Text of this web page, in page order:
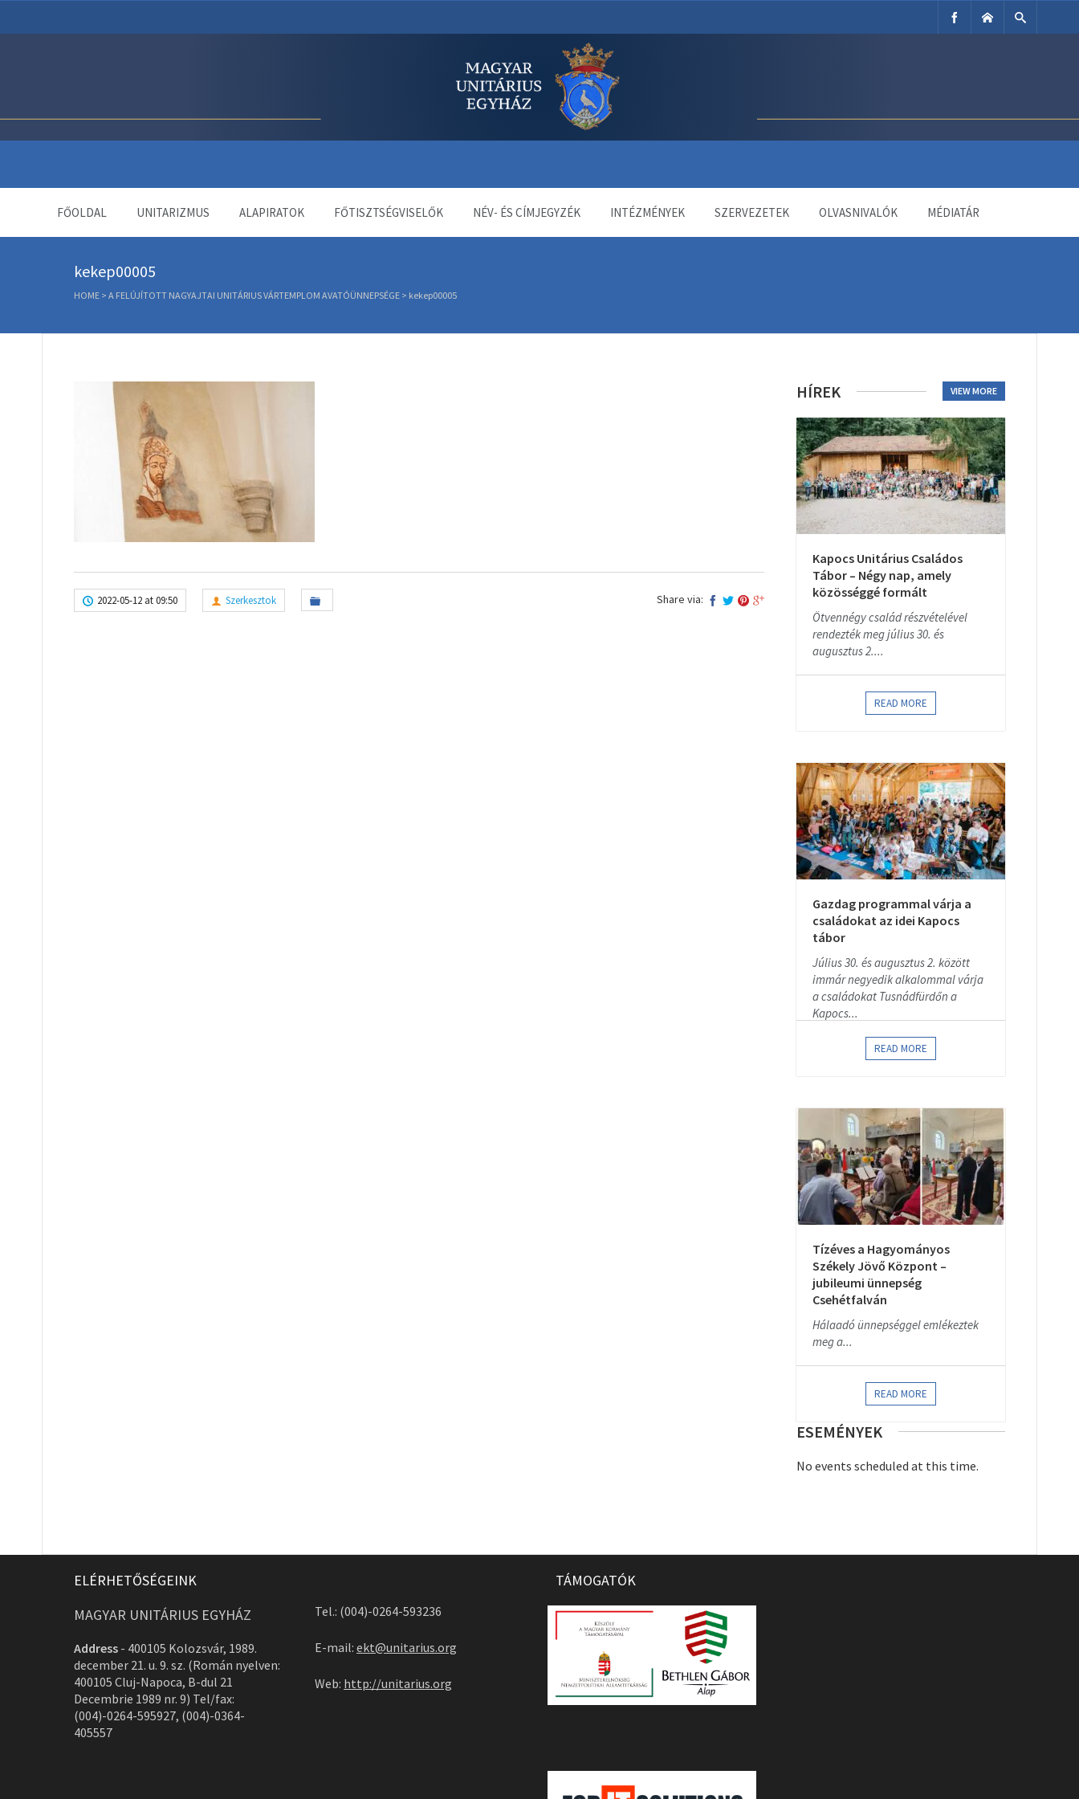
FŐOLDAL UNITARIZMUS ALAPIRATOK FŐTISZTSÉGVISELŐK NÉV- ÉS CÍMJEGYZÉK INTÉZMÉNYEK SZERVEZETEK OLVASNIVALÓK MÉDIATÁR
kekep00005
HOME > A FELÚJÍTOTT NAGYAJTAI UNITÁRIUS VÁRTEMPLOM AVATÓÜNNEPSÉGE > kekep00005
2022-05-12 at 09:50 Szerkesztok Share via:
HÍREK VIEW MORE
Kapocs Unitárius Családos
Tábor – Négy nap, amely
közösséggé formált
Ötvennégy család részvételével
rendezték meg július 30. és
augusztus 2....
READ MORE
Gazdag programmal várja a
családokat az idei Kapocs
tábor
Július 30. és augusztus 2. között
immár negyedik alkalommal várja
a családokat Tusnádfürdőn a
Kapocs...
READ MORE
Tízéves a Hagyományos
Székely Jövő Központ –
jubileumi ünnepség
Csehétfalván
Hálaadó ünnepséggel emlékeztek
meg a...
READ MORE
ESEMÉNYEK
No events scheduled at this time.
ELÉRHETŐSÉGEINK
MAGYAR UNITÁRIUS EGYHÁZ
Address - 400105 Kolozsvár, 1989.
december 21. u. 9. sz. (Román nyelven:
400105 Cluj-Napoca, B-dul 21
Decembrie 1989 nr. 9) Tel/fax:
(004)-0264-595927, (004)-0364-
405557
Tel.: (004)-0264-593236
E-mail: ekt@unitarius.org
Web: http://unitarius.org
TÁMOGATÓK